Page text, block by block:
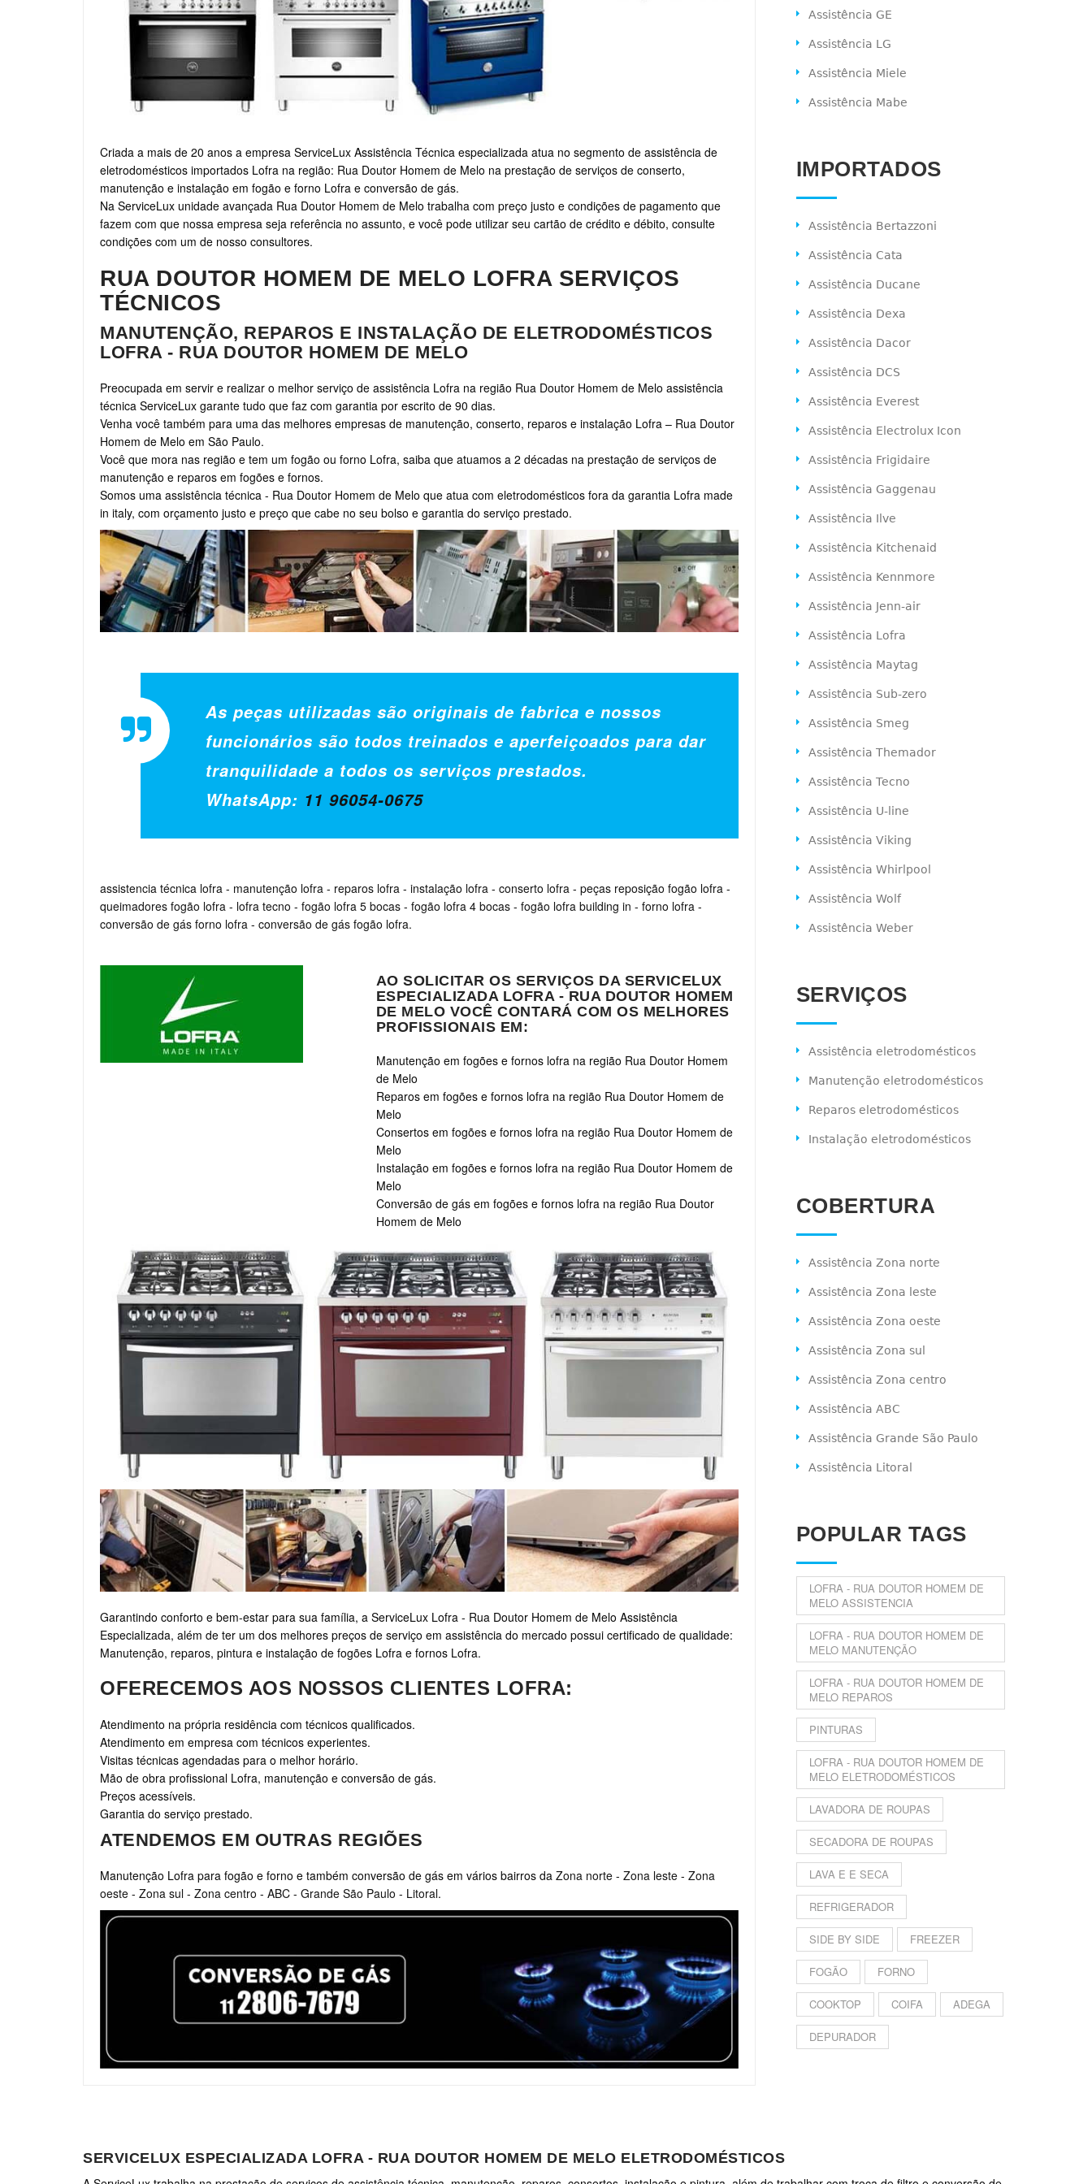
Criada a mais de 20 anos a empresa ServiceLux Assistência Técnica especializada atua no segmento de assistência de
eletrodomésticos importados Lofra na região: Rua Doutor Homem de Melo na prestação de serviços de conserto,
manutenção e instalação em fogão e forno Lofra e conversão de gás.
Na ServiceLux unidade avançada Rua Doutor Homem de Melo trabalha com preço justo e condições de pagamento que
fazem com que nossa empresa seja referência no assunto, e você pode utilizar seu cartão de crédito e débito, consulte
condições com um de nosso consultores.
RUA DOUTOR HOMEM DE MELO LOFRA SERVIÇOS
TÉCNICOS
MANUTENÇÃO, REPAROS E INSTALAÇÃO DE ELETRODOMÉSTICOS
LOFRA - RUA DOUTOR HOMEM DE MELO
Preocupada em servir e realizar o melhor serviço de assistência Lofra na região Rua Doutor Homem de Melo assistência
técnica ServiceLux garante tudo que faz com garantia por escrito de 90 dias.
Venha você também para uma das melhores empresas de manutenção, conserto, reparos e instalação Lofra – Rua Doutor
Homem de Melo em São Paulo.
Você que mora nas região e tem um fogão ou forno Lofra, saiba que atuamos a 2 décadas na prestação de serviços de
manutenção e reparos em fogões e fornos.
Somos uma assistência técnica - Rua Doutor Homem de Melo que atua com eletrodomésticos fora da garantia Lofra made
in italy, com orçamento justo e preço que cabe no seu bolso e garantia do serviço prestado.
As peças utilizadas são originais de fabrica e nossos
funcionários são todos treinados e aperfeiçoados para dar
tranquilidade a todos os serviços prestados.
WhatsApp: 11 96054-0675
assistencia técnica lofra - manutenção lofra - reparos lofra - instalação lofra - conserto lofra - peças reposição fogão lofra -
queimadores fogão lofra - lofra tecno - fogão lofra 5 bocas - fogão lofra 4 bocas - fogão lofra building in - forno lofra -
conversão de gás forno lofra - conversão de gás fogão lofra.
AO SOLICITAR OS SERVIÇOS DA SERVICELUX
ESPECIALIZADA LOFRA - RUA DOUTOR HOMEM
DE MELO VOCÊ CONTARÁ COM OS MELHORES
PROFISSIONAIS EM:
Manutenção em fogões e fornos lofra na região Rua Doutor Homem
de Melo
Reparos em fogões e fornos lofra na região Rua Doutor Homem de
Melo
Consertos em fogões e fornos lofra na região Rua Doutor Homem de
Melo
Instalação em fogões e fornos lofra na região Rua Doutor Homem de
Melo
Conversão de gás em fogões e fornos lofra na região Rua Doutor
Homem de Melo
Garantindo conforto e bem-estar para sua família, a ServiceLux Lofra - Rua Doutor Homem de Melo Assistência
Especializada, além de ter um dos melhores preços de serviço em assistência do mercado possui certificado de qualidade:
Manutenção, reparos, pintura e instalação de fogões Lofra e fornos Lofra.
OFERECEMOS AOS NOSSOS CLIENTES LOFRA:
Atendimento na própria residência com técnicos qualificados.
Atendimento em empresa com técnicos experientes.
Visitas técnicas agendadas para o melhor horário.
Mão de obra profissional Lofra, manutenção e conversão de gás.
Preços acessíveis.
Garantia do serviço prestado.
ATENDEMOS EM OUTRAS REGIÕES
Manutenção Lofra para fogão e forno e também conversão de gás em vários bairros da Zona norte - Zona leste - Zona
oeste - Zona sul - Zona centro - ABC - Grande São Paulo - Litoral.
Assistência GE
Assistência LG
Assistência Miele
Assistência Mabe
IMPORTADOS
Assistência Bertazzoni
Assistência Cata
Assistência Ducane
Assistência Dexa
Assistência Dacor
Assistência DCS
Assistência Everest
Assistência Electrolux Icon
Assistência Frigidaire
Assistência Gaggenau
Assistência Ilve
Assistência Kitchenaid
Assistência Kennmore
Assistência Jenn-air
Assistência Lofra
Assistência Maytag
Assistência Sub-zero
Assistência Smeg
Assistência Themador
Assistência Tecno
Assistência U-line
Assistência Viking
Assistência Whirlpool
Assistência Wolf
Assistência Weber
SERVIÇOS
Assistência eletrodomésticos
Manutenção eletrodomésticos
Reparos eletrodomésticos
Instalação eletrodomésticos
COBERTURA
Assistência Zona norte
Assistência Zona leste
Assistência Zona oeste
Assistência Zona sul
Assistência Zona centro
Assistência ABC
Assistência Grande São Paulo
Assistência Litoral
POPULAR TAGS
LOFRA - RUA DOUTOR HOMEM DE
MELO ASSISTENCIA
LOFRA - RUA DOUTOR HOMEM DE
MELO MANUTENÇÃO
LOFRA - RUA DOUTOR HOMEM DE
MELO REPAROS
PINTURAS
LOFRA - RUA DOUTOR HOMEM DE
MELO ELETRODOMÉSTICOS
LAVADORA DE ROUPAS
SECADORA DE ROUPAS
LAVA E E SECA
REFRIGERADOR
SIDE BY SIDE FREEZER
FOGÃO FORNO
COOKTOP COIFA ADEGA
DEPURADOR
SERVICELUX ESPECIALIZADA LOFRA - RUA DOUTOR HOMEM DE MELO ELETRODOMÉSTICOS